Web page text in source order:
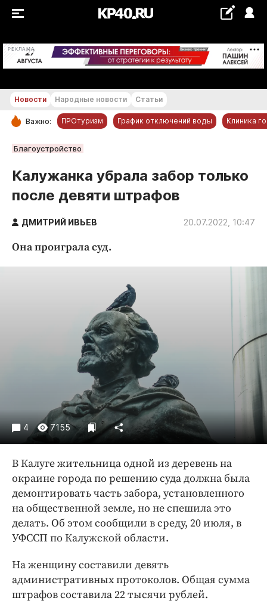
РЕКЛАМА +24...+25 °С
РУБРИКИ
Новости компаний
Статьи
Народные новости
Благоустройство
Недвижимость и ЖКХ
Образование
Общество
Происшествия
Спорт
Экономика и бизнес
ПРОЕКТЫ
Блоги
Издания
Медиаперсона
Интересное чтиво
Бренд года
Работодатель года
Новости Народные новости Статьи
Важно: ПРОтуризм График отключений воды Клиника
Благоустройство
Калужанка убрала забор только
после девяти штрафов
ДМИТРИЙ ИВЬЕВ 20.07.2022, 10:47
Она проиграла суд.
4 7155
В Калуге жительница одной из деревень на
окраине города по решению суда должна была
демонтировать часть забора, установленного
на общественной земле, но не спешила это
делать. Об этом сообщили в среду, 20 июля, в
УФССП по Калужской области.
На женщину составили девять
административных протоколов. Общая сумма
штрафов составила 22 тысячи рублей.